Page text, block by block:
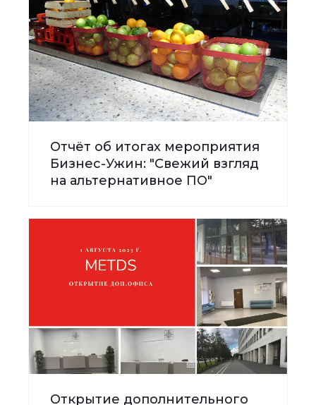
Отчёт об итогах мероприятия
Бизнес-Ужин: "Свежий взгляд
на альтернативное ПО"
Открытие дополнительного